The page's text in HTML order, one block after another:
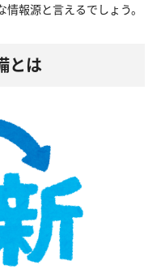
報源と言えるでしょう。
とは